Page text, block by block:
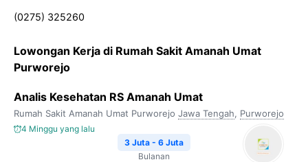
(0275) 325260
Lowongan Kerja di Rumah Sakit Amanah Umat
Purworejo
Analis Kesehatan RS Amanah Umat
Rumah Sakit Amanah Umat Purworejo Jawa Tengah, Purworejo
4 Minggu yang lalu
3 Juta - 6 Juta
Bulanan